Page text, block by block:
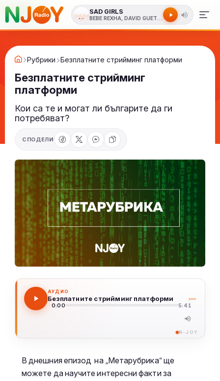
SAD GIRLS
BEBE REXHA, DAVID GUETTA
Рубрики Безплатните стрийминг платформи
Безплатните стрийминг
платформи
Кои са те и могат ли българите да ги
потребяват?
СПОДЕЛИ
АУДИО
Безплатните стрийминг платформи
0:00 5:41
N-JOY
В днешния епизод на „Метарубрика“ ще
можете да научите интересни факти за